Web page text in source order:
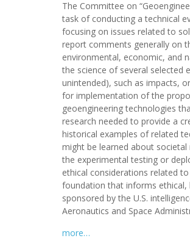
The Committee on
task of conducting a technical
focusing on issues related to
report comments generally on
environmental, economic, and
the science of several selected
unintended), such as impacts,
for implementation of the
geoengineering technologies
research needed to provide a
historical examples of related
might be learned about
the experimental testing or
ethical considerations related
foundation that informs ethical,
sponsored by the U.S.
Aeronautics and Space
more…